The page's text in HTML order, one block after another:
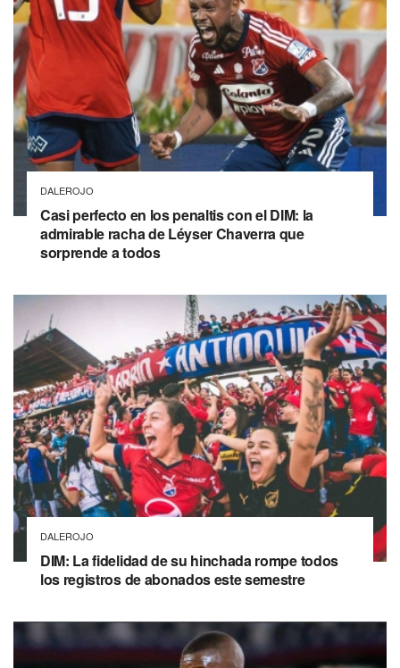
DALEROJO
Casi perfecto en los penaltis con el DIM: la
admirable racha de Léyser Chaverra que
sorprende a todos
DALEROJO
DIM: La fidelidad de su hinchada rompe todos
los registros de abonados este semestre